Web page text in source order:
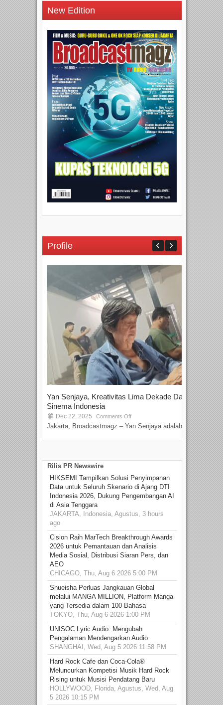
New Edition
Profile
Yan Senjaya, Kreativitas Lima Dekade Dalam
Sinema Indonesia
Dec 22, 2025 Comments Off
Jakarta, Broadcastmagz – Yan Senjaya adalah...
Rilis PR Newswire
HIKSEMI Tampilkan Solusi Penyimpanan
Data untuk Seluruh Skenario di Ajang DTI
Indonesia 2026, Dukung Pengembangan AI
di Asia Tenggara
JAKARTA, Indonesia, Agustus, 3 hours
ago
Cision Raih MarTech Breakthrough Awards
2026 untuk Pemantauan dan Analisis
Media Sosial, Distribusi Siaran Pers, dan
AEO
CHICAGO, Thu, Aug 6 2026 5:00 PM
Shueisha Perluas Jangkauan Global
melalui MANGA MILLION, Platform Manga
yang Tersedia dalam 100 Bahasa
TOKYO, Thu, Aug 6 2026 1:00 PM
UNISOC Lyric Audio: Mengubah
Pengalaman Mendengarkan Audio
SHANGHAI, Wed, Aug 5 2026 11:58 PM
Hard Rock Cafe dan Coca-Cola®
Meluncurkan Kompetisi Musik Hard Rock
Rising untuk Musisi Pendatang Baru
HOLLYWOOD, Florida, Agustus, Wed, Aug
5 2026 10:15 PM